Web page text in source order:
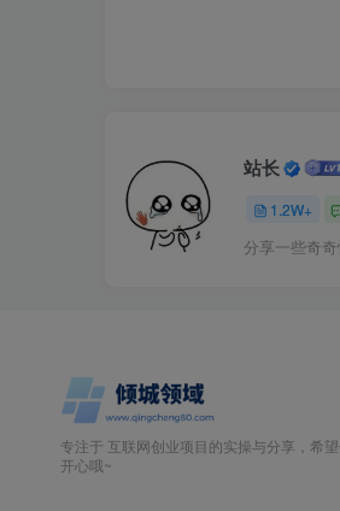
站长
1.2W+
分享一些奇
专注于 互联网创业项目的实操与分享，希
开心哦~